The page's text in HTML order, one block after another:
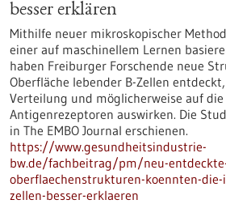
besser erklären
Mithilfe neuer mikroskopischer
einer auf maschinellem Lernen
haben Freiburger Forschende neue
Oberfläche lebender B-Zellen
Verteilung und möglicherweise auf
Antigenrezeptoren auswirken. Die
in The EMBO Journal erschienen.
https://www.gesundheitsindustrie-
bw.de/fachbeitrag/pm/neu-
oberflaechenstrukturen-koennten-
zellen-besser-erklaeren